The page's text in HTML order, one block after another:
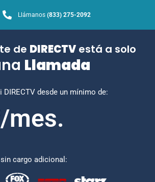
Llámanos (833) 275-2092
de DIRECTVestá a solo
Llamada
DIRECTV desde un mínimo de:
/mes.
cargo adicional: